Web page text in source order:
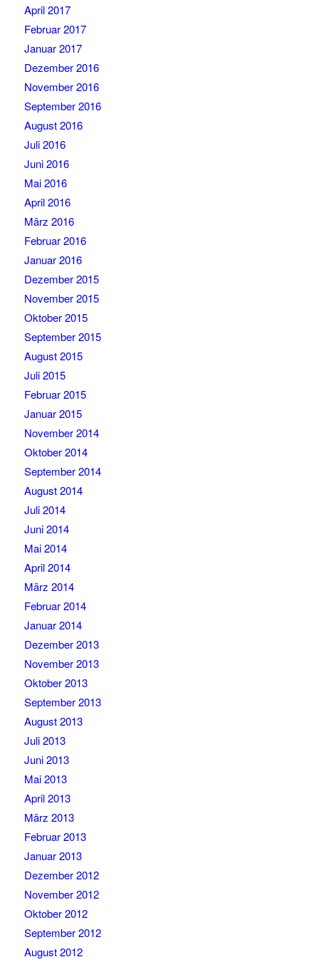
April 2017
Februar 2017
Januar 2017
Dezember 2016
November 2016
September 2016
August 2016
Juli 2016
Juni 2016
Mai 2016
April 2016
März 2016
Februar 2016
Januar 2016
Dezember 2015
November 2015
Oktober 2015
September 2015
August 2015
Juli 2015
Februar 2015
Januar 2015
November 2014
Oktober 2014
September 2014
August 2014
Juli 2014
Juni 2014
Mai 2014
April 2014
März 2014
Februar 2014
Januar 2014
Dezember 2013
November 2013
Oktober 2013
September 2013
August 2013
Juli 2013
Juni 2013
Mai 2013
April 2013
März 2013
Februar 2013
Januar 2013
Dezember 2012
November 2012
Oktober 2012
September 2012
August 2012